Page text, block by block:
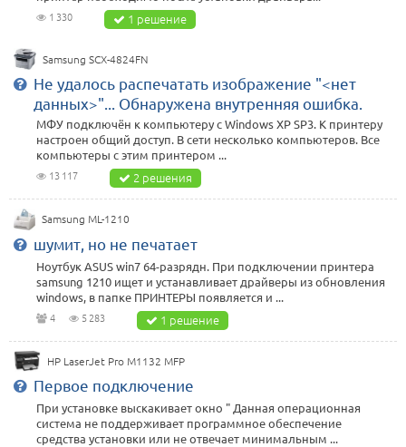
1 330 1 решение
Samsung SCX-4824FN
Не удалось распечатать изображение "<нет
данных>"... Обнаружена внутренняя ошибка.
МФУ подключён к компьютеру с Windows XP SP3. К принтеру
настроен общий доступ. В сети несколько компьютеров. Все
компьютеры с этим принтером ...
13 117 2 решения
Samsung ML-1210
шумит, но не печатает
Ноутбук ASUS win7 64-разрядн. При подключении принтера
samsung 1210 ищет и устанавливает драйверы из обновления
windows, в папке ПРИНТЕРЫ появляется и ...
4 5 283 1 решение
HP LaserJet Pro M1132 MFP
Первое подключение
При установке выскакивает окно " Данная операционная
система не поддерживает программное обеспечение
средства установки или не отвечает минимальным ...